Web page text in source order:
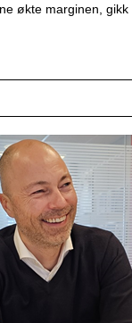
økte marginen,